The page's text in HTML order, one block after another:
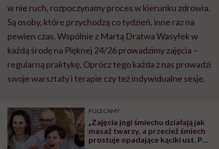
w nie ruch, rozpoczynamy proces w kierunku zdrowia.
Są osoby, które przychodzą co tydzień, inne raz na
pewien czas. Wspólnie z Martą Dratwa Wasyłek w
każdą środę na Pięknej 24/26 prowadzimy zajęcia –
regularną praktykę, Oprócz tego każda z nas prowadzi
swoje warsztaty i terapie czy też indywidualne sesje.
POLECAMY
„Zajęcia jogi śmiechu działają jak
masaż twarzy, a przecież śmiech
prostuje opadające kąciki ust. Po